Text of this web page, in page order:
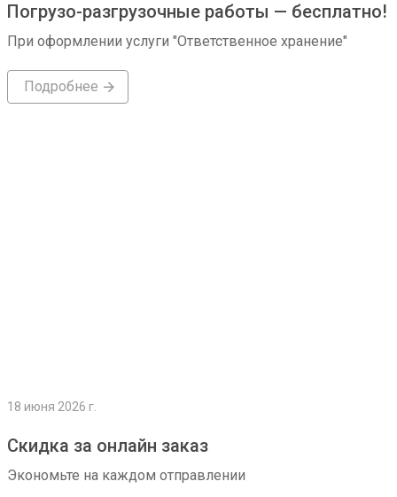
Погрузо-разгрузочные работы — бесплатно!
При оформлении услуги "Ответственное хранение"
Подробнее
18 июня 2026 г.
Скидка за онлайн заказ
Экономьте на каждом отправлении